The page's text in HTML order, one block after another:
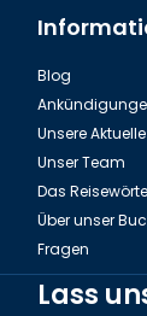
Blog
Unsere
Unser Team
Das
Über unser
Fragen
Lass